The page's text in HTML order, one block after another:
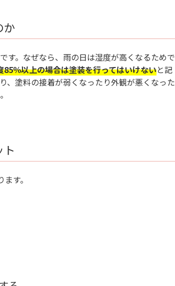
か
す。なぜなら、雨の日は湿度が高くなるためで
85％以上の場合は塗装を行ってはいけないと記
、塗料の接着が弱くなったり外観が悪くなった
す。